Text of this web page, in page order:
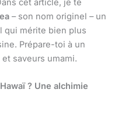
cet article, je te
– son nom originel – un
qui mérite bien plus
Prépare-toi à un
saveurs umami.
? Une alchimie